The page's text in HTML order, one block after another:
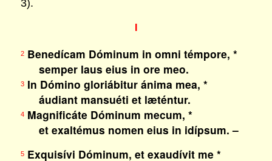
3).
I
2Benedícam Dóminum in omni témpore, *
semper laus eius in ore meo.
3In Dómino gloriábitur ánima mea, *
áudiant mansuéti et læténtur.
4Magnificáte Dóminum mecum, *
et exaltémus nomen eius in idípsum. –
5Exquisívi Dóminum, et exaudívit me *